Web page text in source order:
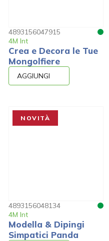
4893156047915
4M Int
Crea e Decora le Tue
Mongolfiere
AGGIUNGI
NOVITÀ
4893156048134
4M Int
Modella & Dipingi
Simpatici Panda